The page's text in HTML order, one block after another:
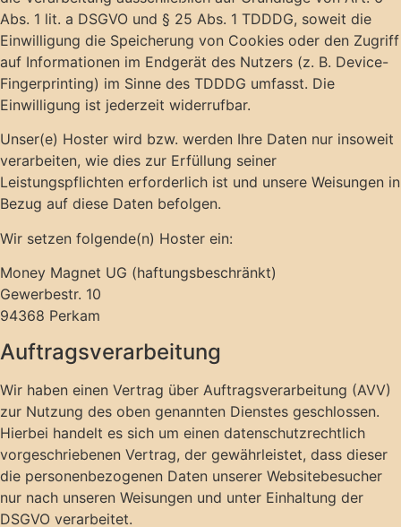
Abs. 1 lit. a DSGVO und § 25 Abs. 1 TDDDG, soweit die
Einwilligung die Speicherung von Cookies oder den Zugriff
auf Informationen im Endgerät des Nutzers (z. B. Device-
Fingerprinting) im Sinne des TDDDG umfasst. Die
Einwilligung ist jederzeit widerrufbar.
Unser(e) Hoster wird bzw. werden Ihre Daten nur insoweit
verarbeiten, wie dies zur Erfüllung seiner
Leistungspflichten erforderlich ist und unsere Weisungen in
Bezug auf diese Daten befolgen.
Wir setzen folgende(n) Hoster ein:
Money Magnet UG (haftungsbeschränkt)
Gewerbestr. 10
94368 Perkam
Auftragsverarbeitung
Wir haben einen Vertrag über Auftragsverarbeitung (AVV)
zur Nutzung des oben genannten Dienstes geschlossen.
Hierbei handelt es sich um einen datenschutzrechtlich
vorgeschriebenen Vertrag, der gewährleistet, dass dieser
die personenbezogenen Daten unserer Websitebesucher
nur nach unseren Weisungen und unter Einhaltung der
DSGVO verarbeitet.